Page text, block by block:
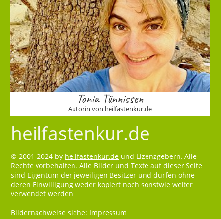
Tonia Tünnissen
Autorin von heilfastenkur.de
heilfastenkur.de
© 2001-2024 by heilfastenkur.de und Lizenzgebern. Alle
Rechte vorbehalten. Alle Bilder und Texte auf dieser Seite
sind Eigentum der jeweiligen Besitzer und dürfen ohne
deren Einwilligung weder kopiert noch sonstwie weiter
verwendet werden.
Bildernachweise siehe: Impressum